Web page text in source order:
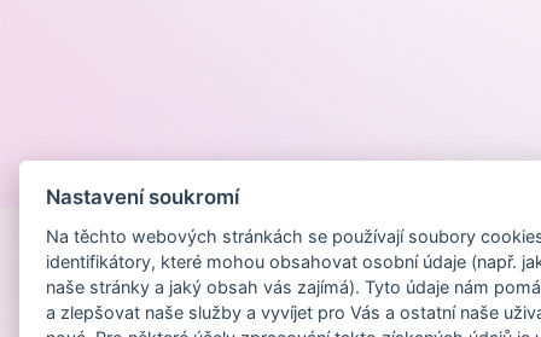
Nastavení soukromí
Na těchto webových stránkách se používají soubory
identifikátory, které mohou obsahovat osobní údaje (např.
naše stránky a jaký obsah vás zajímá). Tyto údaje nám
a zlepšovat naše služby a vyvíjet pro Vás a ostatní naše